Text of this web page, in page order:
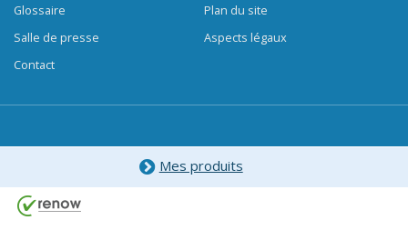
Glossaire
Salle de presse
Contact
Plan du site
Aspects légaux
Mes produits